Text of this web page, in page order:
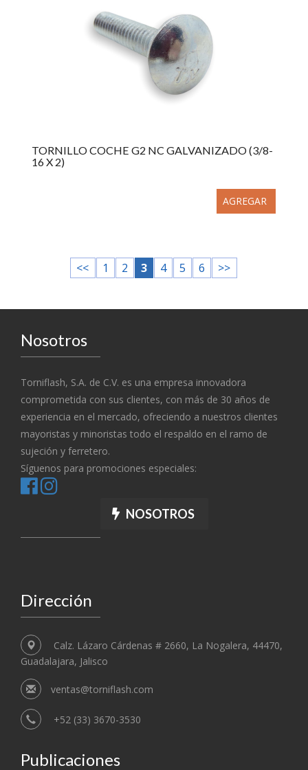
TORNILLO COCHE G2 NC GALVANIZADO (3/8-
16 X 2)
AGREGAR
<< 1 2 3 4 5 6 >>
Nosotros
Torniflash, S.A. de C.V. es una empresa innovadora
comprometida con sus clientes, con más de 30 años de
experiencia en el mercado, ofreciendo a nuestros clientes
mayoristas y minoristas todo el respaldo en el ramo de
sujeción y ferretero.
Síguenos para promociones especiales:
NOSOTROS
Dirección
Calz. Lázaro Cárdenas # 2660, La Nogalera, 44470,
Guadalajara, Jalisco
ventas@torniflash.com
+52 (33) 3670-3530
Publicaciones